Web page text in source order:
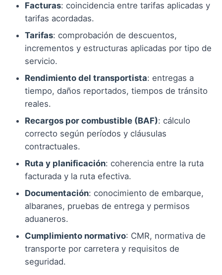
Facturas: coincidencia entre tarifas aplicadas y
tarifas acordadas.
Tarifas: comprobación de descuentos,
incrementos y estructuras aplicadas por tipo de
servicio.
Rendimiento del transportista: entregas a
tiempo, daños reportados, tiempos de tránsito
reales.
Recargos por combustible (BAF): cálculo
correcto según períodos y cláusulas
contractuales.
Ruta y planificación: coherencia entre la ruta
facturada y la ruta efectiva.
Documentación: conocimiento de embarque,
albaranes, pruebas de entrega y permisos
aduaneros.
Cumplimiento normativo: CMR, normativa de
transporte por carretera y requisitos de
seguridad.